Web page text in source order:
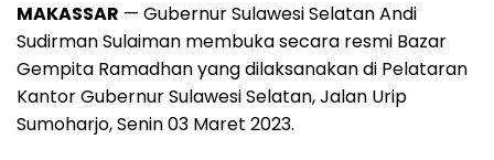
c
e
b
o
a
t
s
A
l
e
g
r
r
e
a
d
a
r
e
MAKASSAR — Gubernur Sulawesi Selatan Andi
Sudirman Sulaiman membuka secara resmi Bazar
Gempita Ramadhan yang dilaksanakan di Pelataran
Kantor Gubernur Sulawesi Selatan, Jalan Urip
Sumoharjo, Senin 03 Maret 2023.